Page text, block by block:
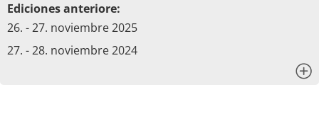
Ediciones anteriore:
26. - 27. noviembre 2025
27. - 28. noviembre 2024